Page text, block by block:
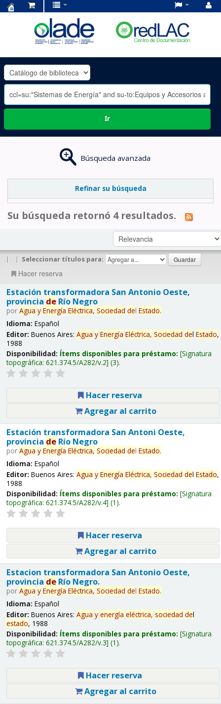
OLADE
-
Ir
Búsqueda avanzada
Refinar su búsqueda
Su búsqueda retornó 4 resultados.
| | Seleccionar títulos para:
Hacer reserva
Estación transformadora San Antonio Oeste,
provincia deRío Negro
por Agua y Energía Eléctrica, Sociedad del Estado.
Idioma: Español
Editor: Buenos Aires: Agua y Energía Eléctrica, Sociedad del Estado,
1988
Disponibilidad: Ítems disponibles para préstamo: Signatura
topográfica: 621.374.5/A282/v.2 (3).
Hacer reserva
Agregar al carrito
Estación transformadora San Antoni Oeste,
provincia deRío Negro
por Agua y Energía Eléctrica, Sociedad del Estado.
Idioma: Español
Editor: Buenos Aires: Agua y Energía Eléctrica, Sociedad del Estado,
1988
Disponibilidad: Ítems disponibles para préstamo: Signatura
topográfica: 621.374.5/A282/v.4 (1).
Hacer reserva
Agregar al carrito
Estacion transformadora San Antonio Oeste,
provincia deRío Negro.
por Agua y Energía Eléctrica, Sociedad del Estado.
Idioma: Español
Editor: Buenos Aires: Agua y energía eléctrica, sociedad del
estado, 1988
Disponibilidad: Ítems disponibles para préstamo: Signatura
topográfica: 621.374.5/A282/v.3 (1).
Hacer reserva
Agregar al carrito